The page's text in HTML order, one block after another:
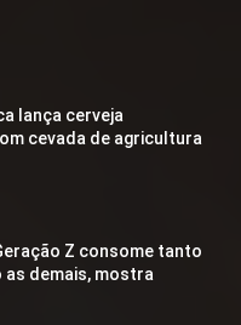
lança cerveja
cevada de agricultura
Z consome tanto
demais, mostra